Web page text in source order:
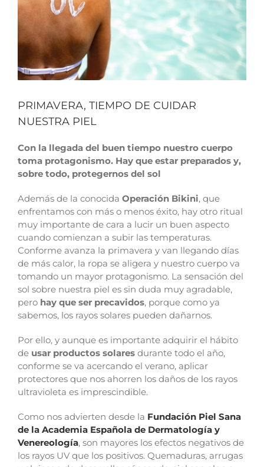
PRIMAVERA, TIEMPO DE CUIDAR
NUESTRA PIEL
Con la llegada del buen tiempo nuestro cuerpo
toma protagonismo. Hay que estar preparados y,
sobre todo, protegernos del sol
Además de la conocida Operación Bikini, que
enfrentamos con más o menos éxito, hay otro ritual
muy importante de cara a lucir un buen aspecto
cuando comienzan a subir las temperaturas.
Conforme avanza la primavera y van llegando días
de más calor, la ropa se aligera y nuestro cuerpo va
tomando un mayor protagonismo. La sensación del
sol sobre nuestra piel es sin duda muy agradable,
pero hay que ser precavidos, porque como ya
sabemos, los rayos solares pueden dañarnos.
Por ello, y aunque es importante adquirir el hábito
de usar productos solares durante todo el año,
conforme se va acercando el verano, aplicar
protectores que nos ahorren los daños de los rayos
ultravioleta es imprescindible.
Como nos advierten desde la Fundación Piel Sana
de la Academia Española de Dermatología y
Venereología, son mayores los efectos negativos de
los rayos UV que los positivos. Quemaduras, arrugas